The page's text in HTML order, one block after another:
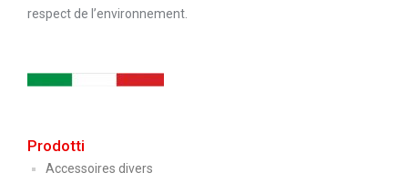
respect de l’environnement.
Prodotti
Accessoires divers